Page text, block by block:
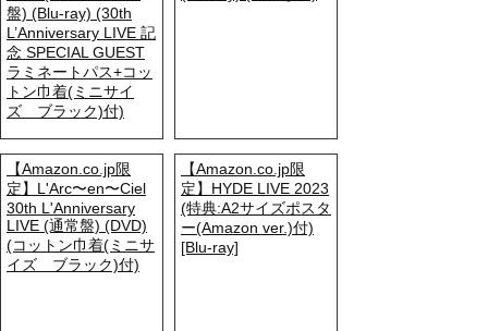
盤) (Blu-ray) (30th
L’Anniversary LIVE 記
念 SPECIAL GUEST
ラミネートパス+コッ
トン巾着(ミニサイ
ズ ブラック)付)
【Amazon.co.jp限
定】L'Arc〜en〜Ciel
30th L'Anniversary
LIVE (通常盤) (DVD)
(コットン巾着(ミニサ
イズ ブラック)付)
【Amazon.co.jp限
定】HYDE LIVE 2023
(特典:A2サイズポスタ
ー(Amazon ver.)付)
[Blu-ray]